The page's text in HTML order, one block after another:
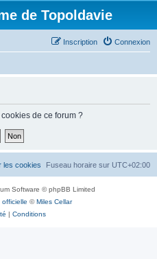
de Topoldavie
Connexion
Inscription
de ce forum ?
Fuseau horaire sur UTC+02:00
les cookies
Software © phpBB Limited
©Miles Cellar
| Conditions